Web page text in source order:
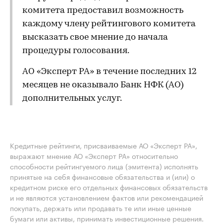
комитета предоставил возможность
каждому члену рейтингового комитета
высказать свое мнение до начала
процедуры голосования.
АО «Эксперт РА» в течение последних 12
месяцев не оказывало Банк НФК (АО)
дополнительных услуг.
Кредитные рейтинги, присваиваемые АО «Эксперт РА»,
выражают мнение АО «Эксперт РА» относительно
способности рейтингуемого лица (эмитента) исполнять
принятые на себя финансовые обязательства и (или) о
кредитном риске его отдельных финансовых обязательств
и не являются установлением фактов или рекомендацией
покупать, держать или продавать те или иные ценные
бумаги или активы, принимать инвестиционные решения.